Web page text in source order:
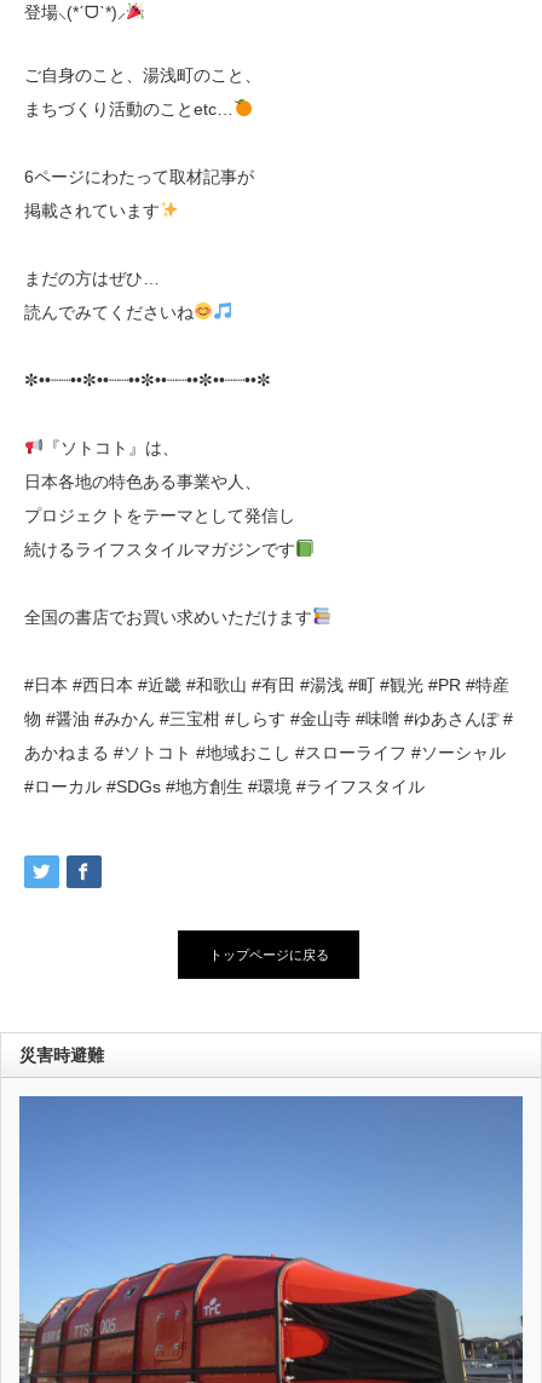
登場⸜(*ˊᗜˋ*)⸝
ご自身のこと、湯浅町のこと、
まちづくり活動のことetc…
6ページにわたって取材記事が
掲載されています
まだの方はぜひ…
読んでみてくださいね
✼••┈┈••✼••┈┈••✼••┈┈••✼••┈┈••✼
『ソトコト』は、
日本各地の特色ある事業や人、
プロジェクトをテーマとして発信し
続けるライフスタイルマガジンです
全国の書店でお買い求めいただけます
#日本 #西日本 #近畿 #和歌山 #有田 #湯浅 #町 #観光 #PR #特産
物 #醤油 #みかん #三宝柑 #しらす #金山寺 #味噌 #ゆあさんぽ #
あかねまる #ソトコト #地域おこし #スローライフ #ソーシャル
#ローカル #SDGs #地方創生 #環境 #ライフスタイル
トップページに戻る
災害時避難